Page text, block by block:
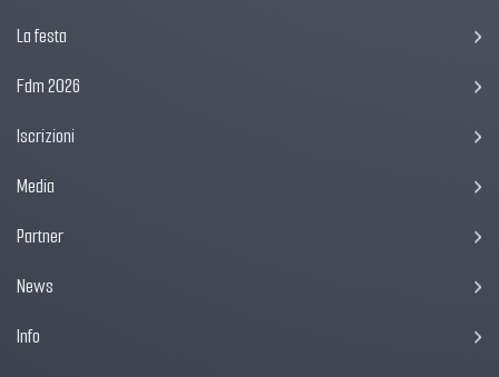
La festa
Fdm 2026
Iscrizioni
Media
Partner
News
Info